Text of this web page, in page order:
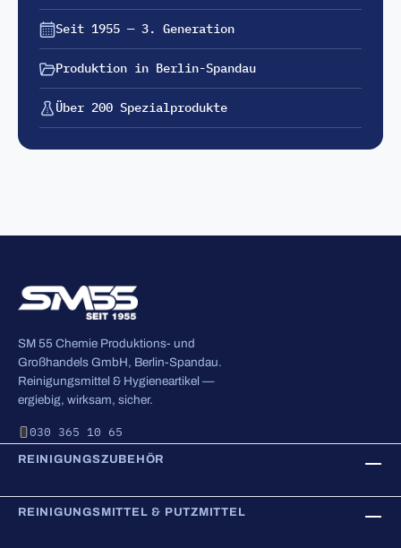
Seit 1955 — 3. Generation
Produktion in Berlin-Spandau
Über 200 Spezialprodukte
SM 55 Chemie Produktions- und
Großhandels GmbH, Berlin-Spandau.
Reinigungsmittel & Hygieneartikel —
ergiebig, wirksam, sicher.
030 365 10 65
REINIGUNGSZUBEHÖR
REINIGUNGSMITTEL & PUTZMITTEL